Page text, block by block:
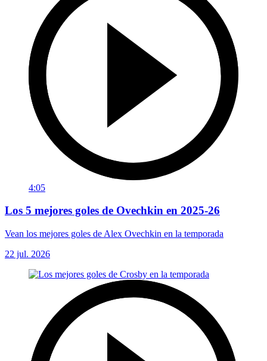
4:05
Los 5 mejores goles de Ovechkin en 2025-26
Vean los mejores goles de Alex Ovechkin en la temporada
22 jul. 2026